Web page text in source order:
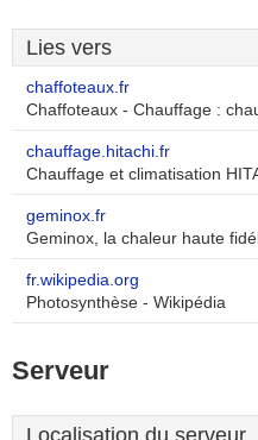
Lies vers
chaffoteaux.fr
Chaffoteaux - Chauffage :
chauffage.hitachi.fr
Chauffage et climatisation
geminox.fr
Geminox, la chaleur haute
fr.wikipedia.org
Photosynthèse - Wikipédia
Serveur
Localisation du serveur